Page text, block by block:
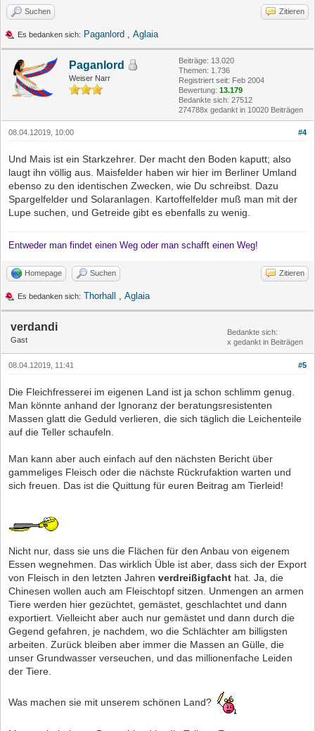
Suchen Zitieren
Es bedanken sich: Paganlord Aglaia
Paganlord
Weiser Narr
Beiträge: 13.020
Themen: 1.736
Registriert seit: Feb 2004
Bewertung: 13.179
Bedankte sich: 27512
274788x gedankt in 10020 Beiträgen
#4
08.04.12019, 10:00
Und Mais ist ein Starkzehrer. Der macht den Boden kaputt; also
laugt ihn völlig aus. Maisfelder haben wir hier im Berliner Umland
ebenso zu den identischen Zwecken, wie Du schreibst. Dazu
Spargelfelder und Solaranlagen. Kartoffelfelder muß man mit der
Lupe suchen, und Getreide gibt es ebenfalls zu wenig.
Entweder man findet einen Weg oder man schafft einen Weg!
Homepage Suchen Zitieren
Es bedanken sich: Thorhall Aglaia
verdandi
Gast
Bedankte sich:
x gedankt in Beiträgen
#5
08.04.12019, 11:41
Die Fleichfresserei im eigenen Land ist ja schon schlimm genug.
Man könnte anhand der Ignoranz der beratungsresistenten
Massen glatt die Geduld verlieren, die sich täglich die Leichenteile
auf die Teller schaufeln.
Man kann aber auch einfach auf den nächsten Bericht über
gammeliges Fleisch oder die nächste Rückrufaktion warten und
sich freuen. Das ist die Quittung für euren Beitrag am Tierleid!
Nicht nur, dass sie uns die Flächen für den Anbau von eigenem
Essen wegnehmen. Das wirklich Üble ist aber, dass sich der Export
von Fleisch in den letzten Jahren verdreißigfacht hat. Ja, die
Chinesen wollen auch am Fleischtopf sitzen. Unmengen an armen
Tiere werden hier gezüchtet, gemästet, geschlachtet und dann
exportiert. Vielleicht aber auch nur gemästet und dann durch die
Gegend gefahren, je nachdem, wo die Schlächter am billigsten
arbeiten. Zurück bleiben aber immer die Massen an Gülle, die
unser Grundwasser verseuchen, und das millionenfache Leiden
der Tiere.
Was machen sie mit unserem schönen Land?